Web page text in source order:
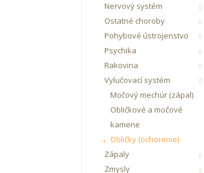
Nervový systém
Ostatné choroby
Pohybové ústrojenstvo
Psychika
Rakovina
Vylučovací systém
Močový mechúr (zápal)
Obličkové a močové
kamene
Obličky (ochorenie)
Zápaly
Zmysly